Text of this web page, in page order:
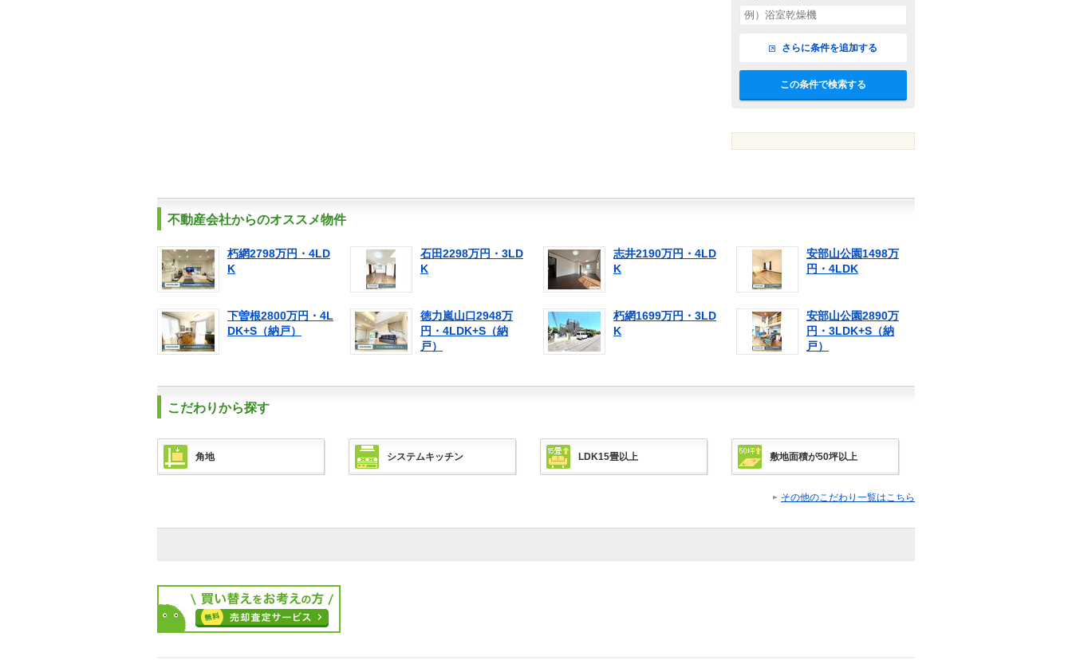
さらに条件を追加する
この条件で検索する
不動産会社からのオススメ物件
朽網2798万円・4LD
K
石田2298万円・3LD
K
志井2190万円・4LD
K
安部山公園1498万
円・4LDK
下曽根2800万円・4L
DK+S（納戸）
徳力嵐山口2948万
円・4LDK+S（納
戸）
朽網1699万円・3LD
K
安部山公園2890万
円・3LDK+S（納
戸）
こだわりから探す
角地 システムキッチン LDK15畳以上 敷地面積が50坪以上
その他のこだわり一覧はこちら